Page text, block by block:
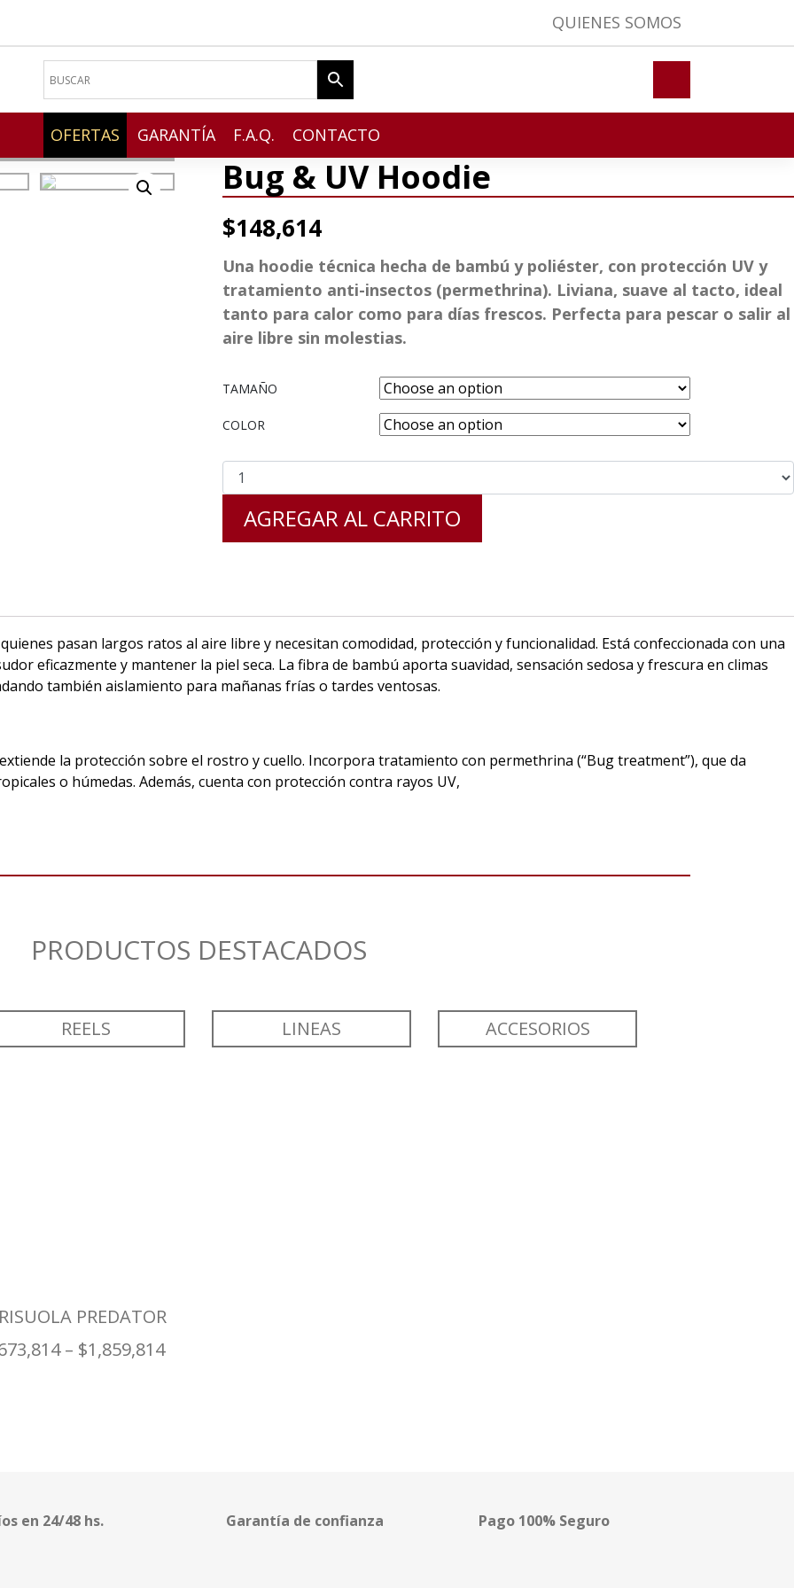
QUIENES SOMOS
OFERTAS GARANTÍA F.A.Q. CONTACTO
Bug & UV Hoodie
$148,614
Una hoodie técnica hecha de bambú y poliéster, con protección UV y
tratamiento anti-insectos (permethrina). Liviana, suave al tacto, ideal
tanto para calor como para días frescos. Perfecta para pescar o salir al
aire libre sin molestias.
TAMAÑO
COLOR
AGREGAR AL CARRITO
pasan largos ratos al aire libre y necesitan comodidad, protección y funcionalidad. Está confeccionada con una
eficazmente y mantener la piel seca. La fibra de bambú aporta suavidad, sensación sedosa y frescura en climas
también aislamiento para mañanas frías o tardes ventosas.
la protección sobre el rostro y cuello. Incorpora tratamiento con permethrina (“Bug treatment”), que da
o húmedas. Además, cuenta con protección contra rayos UV,
PRODUCTOS DESTACADOS
REELS LINEAS ACCESORIOS
PREDATOR
– $1,859,814
en 24/48 hs. Garantía de confianza Pago 100% Seguro